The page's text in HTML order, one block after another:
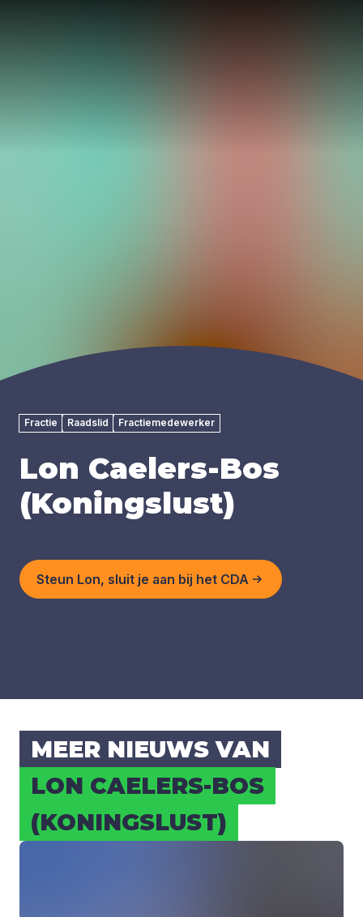
Fractie Raadslid Fractiemedewerker
Lon Caelers-Bos
(Koningslust)
Steun Lon, sluit je aan bij het CDA
MEER NIEUWS VAN
LON CAE­LERS-BOS
(KONINGS­LUST)